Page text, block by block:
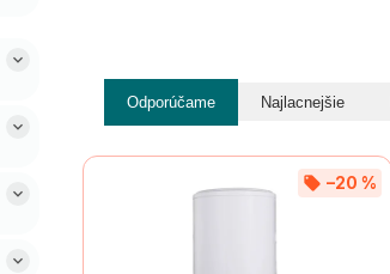
Odporúčame Najlacnejšie
–20 %